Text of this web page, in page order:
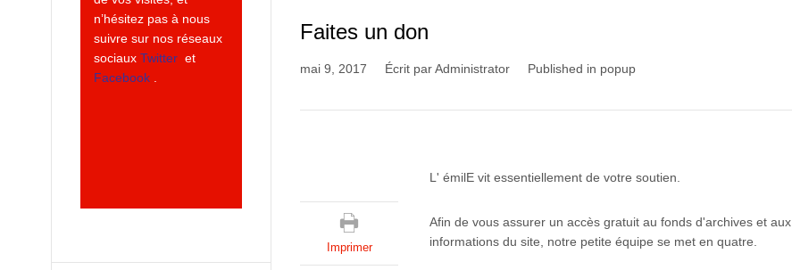
Faites un don
mai 9, 2017 Écrit parAdministrator Published in popup
L' émilE vit essentiellement de votre soutien.
Afin de vous assurer un accès gratuit au fonds d'archives et aux
informations du site, notre petite équipe se met en quatre.
Imprimer
n’hésitez pas à nous
suivre sur nos réseaux
sociaux Twitter et
Facebook